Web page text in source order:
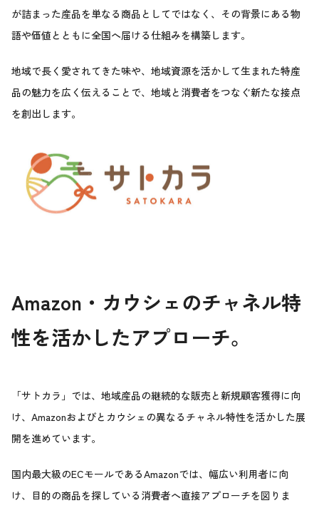
が詰まった産品を単なる商品としてではなく、その背景にある物
語や価値とともに全国へ届ける仕組みを構築します。
地域で長く愛されてきた味や、地域資源を活かして生まれた特産
品の魅力を広く伝えることで、地域と消費者をつなぐ新たな接点
を創出します。
Amazon ・カウシェのチャネル特
性を活かしたアプローチ。
「サトカラ」では、地域産品の継続的な販売と新規顧客獲得に向
け、Amazonおよびとカウシェの異なるチャネル特性を活かした展
開を進めています。
国内最大級のECモールであるAmazonでは、幅広い利用者に向
け、目的の商品を探している消費者へ直接アプローチを図りま